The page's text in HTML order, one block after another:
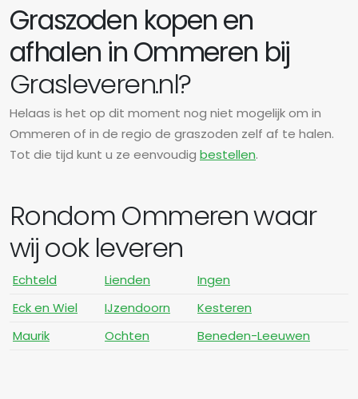
Graszoden kopen en
afhalen in Ommeren bij
Grasleveren.nl?
Helaas is het op dit moment nog niet mogelijk om in
Ommeren of in de regio de graszoden zelf af te halen.
Tot die tijd kunt u ze eenvoudig bestellen.
Rondom Ommeren waar
wij ook leveren
Echteld Lienden
Ingen
Eck en Wiel
IJzendoorn
Kesteren
Maurik
Ochten Beneden-Leeuwen